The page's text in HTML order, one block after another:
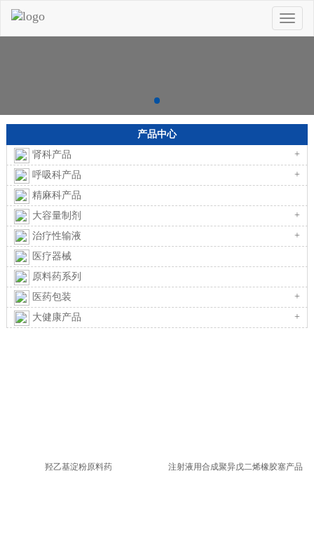
Toggle
产品中心
肾科产品
+
呼吸科产品
+
精麻科产品
大容量制剂
+
治疗性输液
+
医疗器械
原料药系列
医药包装
+
大健康产品
+
羟乙基淀粉原料药 注射液用合成聚异戊二烯橡胶塞产品